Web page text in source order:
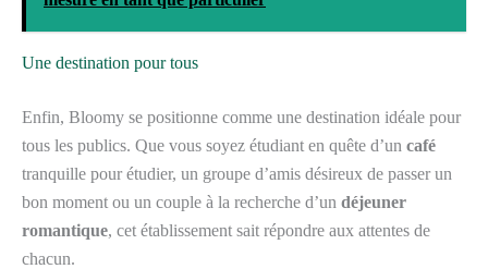
Une destination pour tous
Enfin, Bloomy se positionne comme une destination idéale pour
tous les publics. Que vous soyez étudiant en quête d’un café
tranquille pour étudier, un groupe d’amis désireux de passer un
bon moment ou un couple à la recherche d’un déjeuner
romantique, cet établissement sait répondre aux attentes de
chacun.